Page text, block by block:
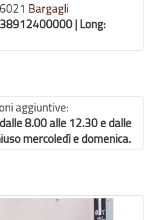
Bargagli
| Long:
aggiuntive:
8.00 alle 12.30 e dalle
mercoledì e domenica.